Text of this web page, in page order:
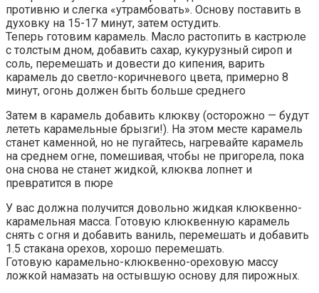
противню и слегка «утрамбовать». Основу поставить в
духовку на 15-17 минут, затем остудить.
Теперь готовим карамель. Масло растопить в кастрюле
с толстым дном, добавить сахар, кукурузный сироп и
соль, перемешать и довести до кипения, варить
карамель до светло-коричневого цвета, примерно 8
минут, огонь должен быть больше среднего
Затем в карамель добавить клюкву (осторожно — будут
лететь карамельные брызги!). На этом месте карамель
станет каменной, но не пугайтесь, нагревайте карамель
на среднем огне, помешивая, чтобы не пригорела, пока
она снова не станет жидкой, клюква лопнет и
превратится в пюре
У вас должна получится довольно жидкая клюквенно-
карамельная масса. Готовую клюквенную карамель
снять с огня и добавить ваниль, перемешать и добавить
1.5 стакана орехов, хорошо перемешать.
Готовую карамельно-клюквенно-ореховую массу
ложкой намазать на остывшую основу для пирожных.